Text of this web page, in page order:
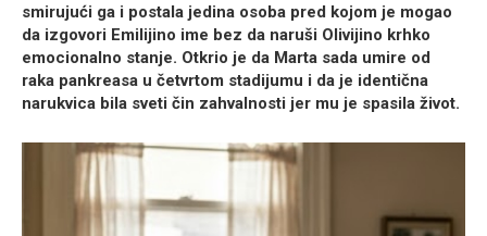
smirujući ga i postala jedina osoba pred kojom je mogao
da izgovori Emilijino ime bez da naruši Olivijino krhko
emocionalno stanje. Otkrio je da Marta sada umire od
raka pankreasa u četvrtom stadijumu i da je identična
narukvica bila sveti čin zahvalnosti jer mu je spasila život.